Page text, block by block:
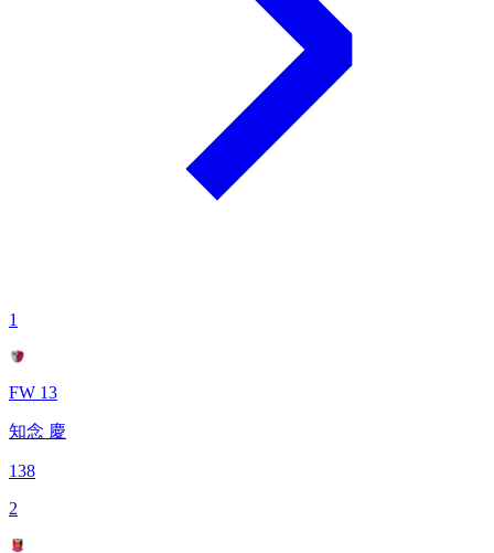
1
FW 13
知念 慶
138
2